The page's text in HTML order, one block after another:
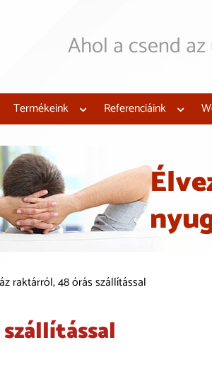
Ahol a csend az
Termékeink Referenciáink
Mi
raktárról, 48 órás szállítással